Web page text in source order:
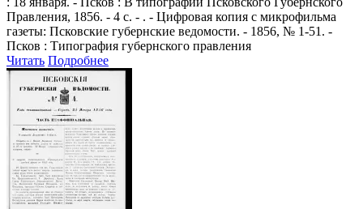
Правления, 1856. - 4 с. - . - Цифровая копия с микрофильма
газеты: Псковские губернские ведомости. - 1856, № 1-51. -
Псков : Типография губернского правления
Читать Подробнее